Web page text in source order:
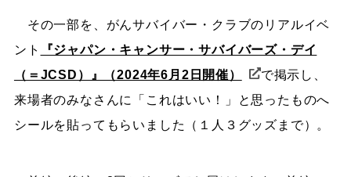
その一部を、がんサバイバー・クラブのリアルイベ
ント
『ジャパン・キャンサー・サバイバーズ・デイ
（＝JCSD）』（2024年6月2日開催）
で掲示し、
来場者のみなさんに「これはいい！」と思ったものへ
シールを貼ってもらいました（１人３グッズまで）。